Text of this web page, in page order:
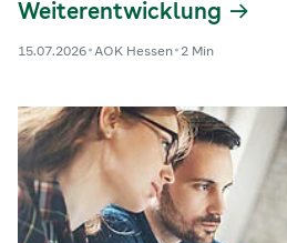
Weiterentwicklung
15.07.2026 AOK Hessen 2 Min